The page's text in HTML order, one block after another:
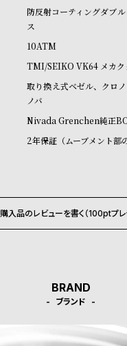
防反射コーティングダブ
ス
10ATM
TMI/SEIKO VK64 メカク
取り換え式ベゼル、クロ
ノバ
Nivada Grenchen純正
2年保証（ムーブメント部
購入品のレビューを書く（100ptプレ
BRAND
ブランド